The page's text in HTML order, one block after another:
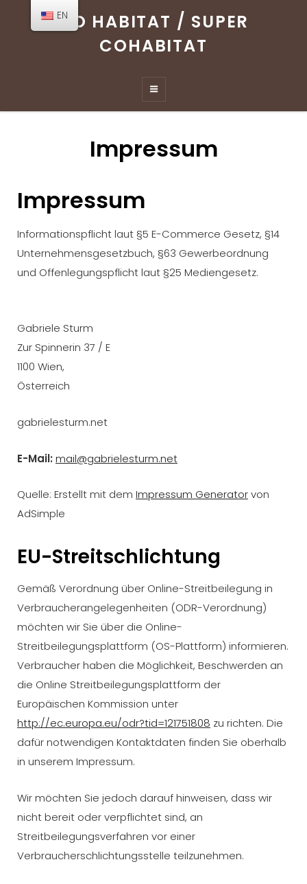
CO HABITAT / SUPER
COHABITAT
Impressum
Impressum
Informationspflicht laut §5 E-Commerce Gesetz, §14
Unternehmensgesetzbuch, §63 Gewerbeordnung
und Offenlegungspflicht laut §25 Mediengesetz.
Gabriele Sturm
Zur Spinnerin 37 / E
1100 Wien,
Österreich
gabrielesturm.net
E-Mail: mail@gabrielesturm.net
Quelle: Erstellt mit dem Impressum Generatorvon
AdSimple
EU-Streitschlichtung
Gemäß Verordnung über Online-Streitbeilegung in
Verbraucherangelegenheiten (ODR-Verordnung)
möchten wir Sie über die Online-
Streitbeilegungsplattform (OS-Plattform) informieren.
Verbraucher haben die Möglichkeit, Beschwerden an
die Online Streitbeilegungsplattform der
Europäischen Kommission unter
http://ec.europa.eu/odr?tid=121751808 zu richten. Die
dafür notwendigen Kontaktdaten finden Sie oberhalb
in unserem Impressum.
Wir möchten Sie jedoch darauf hinweisen, dass wir
nicht bereit oder verpflichtet sind, an
Streitbeilegungsverfahren vor einer
Verbraucherschlichtungsstelle teilzunehmen.
EN